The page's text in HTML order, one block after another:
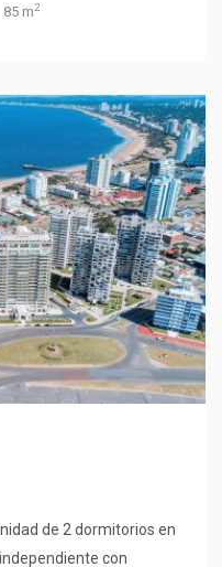
: Garantía de
de depósito en efectivo
mascotas Consulte con
85 m2
de 2 dormitorios en
con